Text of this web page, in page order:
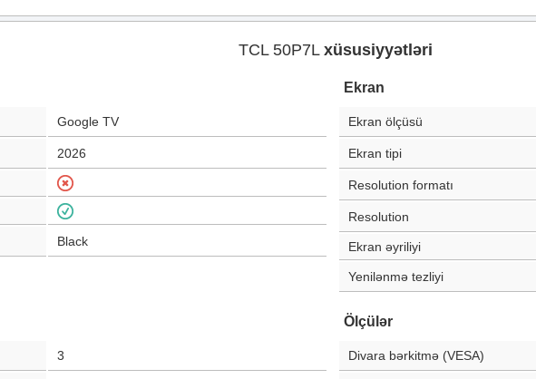
TCL 50P7L xüsusiyyətləri
Google TV
2026
Black
Ekran
Ekran ölçüsü
Ekran tipi
Resolution formatı
Resolution
Ekran əyriliyi
Yenilənmə tezliyi
3
Ölçülər
Divara bərkitmə (VESA)